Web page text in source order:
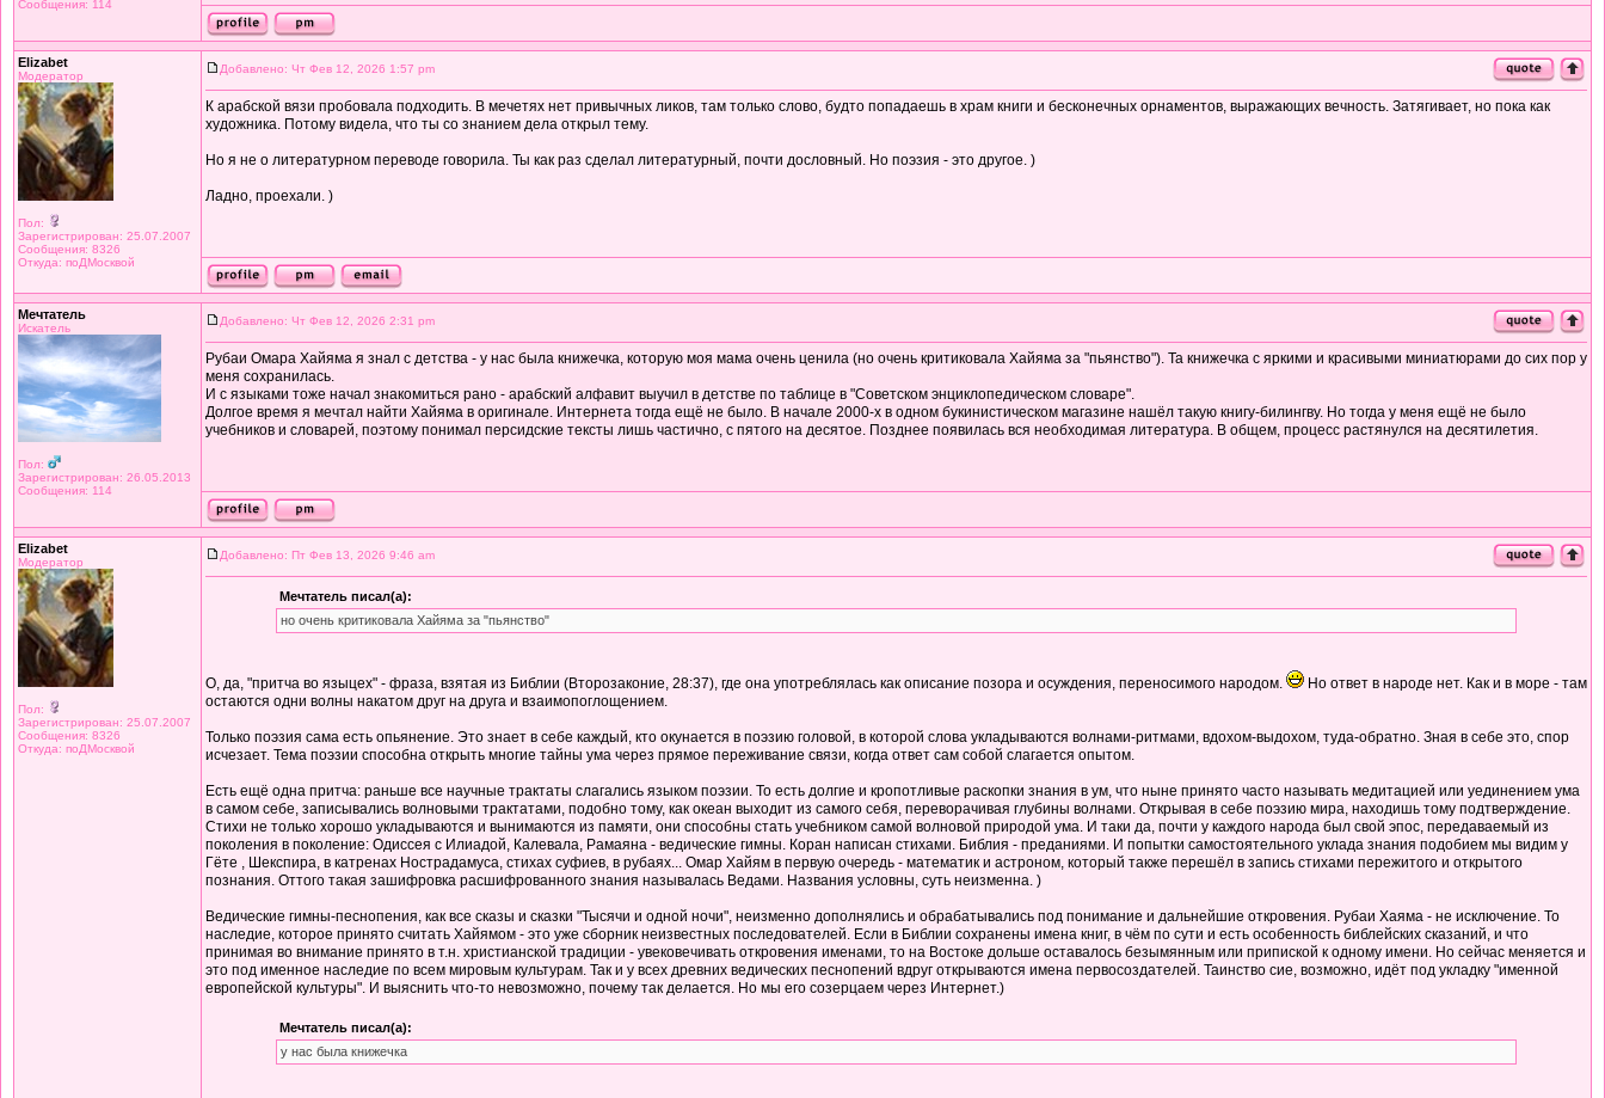
Сообщения: 114
Elizabet
Модератор
Пол:
Зарегистрирован: 25.07.2007
Сообщения: 8326
Откуда: поДМосквой
Добавлено: Чт Фев 12, 2026 1:57 pm
К арабской вязи пробовала подходить. В мечетях нет привычных ликов, там только слово, будто попадаешь в храм книги и бесконечных орнаментов, выражающих вечность. Затягивает, но пока как
художника. Потому видела, что ты со знанием дела открыл тему.
Но я не о литературном переводе говорила. Ты как раз сделал литературный, почти дословный. Но поэзия - это другое. )
Ладно, проехали. )
Мечтатель
Искатель
Пол:
Зарегистрирован: 26.05.2013
Сообщения: 114
Добавлено: Чт Фев 12, 2026 2:31 pm
Рубаи Омара Хайяма я знал с детства - у нас была книжечка, которую моя мама очень ценила (но очень критиковала Хайяма за "пьянство"). Та книжечка с яркими и красивыми миниатюрами до сих пор у
меня сохранилась.
И с языками тоже начал знакомиться рано - арабский алфавит выучил в детстве по таблице в "Советском энциклопедическом словаре".
Долгое время я мечтал найти Хайяма в оригинале. Интернета тогда ещё не было. В начале 2000-х в одном букинистическом магазине нашёл такую книгу-билингву. Но тогда у меня ещё не было
учебников и словарей, поэтому понимал персидские тексты лишь частично, с пятого на десятое. Позднее появилась вся необходимая литература. В общем, процесс растянулся на десятилетия.
Elizabet
Модератор
Пол:
Зарегистрирован: 25.07.2007
Сообщения: 8326
Откуда: поДМосквой
Добавлено: Пт Фев 13, 2026 9:46 am
Мечтатель писал(а):
но очень критиковала Хайяма за "пьянство"
О, да, "притча во языцех" - фраза, взятая из Библии (Второзаконие, 28:37), где она употреблялась как описание позора и осуждения, переносимого народом.
Но ответ в народе нет. Как и в море - там
остаются одни волны накатом друг на друга и взаимопоглощением.
Только поэзия сама есть опьянение. Это знает в себе каждый, кто окунается в поэзию головой, в которой слова укладываются волнами-ритмами, вдохом-выдохом, туда-обратно. Зная в себе это, спор
исчезает. Тема поэзии способна открыть многие тайны ума через прямое переживание связи, когда ответ сам собой слагается опытом.
Есть ещё одна притча: раньше все научные трактаты слагались языком поэзии. То есть долгие и кропотливые раскопки знания в ум, что ныне принято часто называть медитацией или уединением ума
в самом себе, записывались волновыми трактатами, подобно тому, как океан выходит из самого себя, переворачивая глубины волнами. Открывая в себе поэзию мира, находишь тому подтверждение.
Стихи не только хорошо укладываются и вынимаются из памяти, они способны стать учебником самой волновой природой ума. И таки да, почти у каждого народа был свой эпос, передаваемый из
поколения в поколение: Одиссея с Илиадой, Калевала, Рамаяна - ведические гимны. Коран написан стихами. Библия - преданиями. И попытки самостоятельного уклада знания подобием мы видим у
Гёте , Шекспира, в катренах Нострадамуса, стихах суфиев, в рубаях... Омар Хайям в первую очередь - математик и астроном, который также перешёл в запись стихами пережитого и открытого
познания. Оттого такая зашифровка расшифрованного знания называлась Ведами. Названия условны, суть неизменна. )
Ведические гимны-песнопения, как все сказы и сказки "Тысячи и одной ночи", неизменно дополнялись и обрабатывались под понимание и дальнейшие откровения. Рубаи Хаяма - не исключение. То
наследие, которое принято считать Хайямом - это уже сборник неизвестных последователей. Если в Библии сохранены имена книг, в чём по сути и есть особенность библейских сказаний, и что
принимая во внимание принято в т.н. христианской традиции - увековечивать откровения именами, то на Востоке дольше оставалось безымянным или припиской к одному имени. Но сейчас меняется и
это под именное наследие по всем мировым культурам. Так и у всех древних ведических песнопений вдруг открываются имена первосоздателей. Таинство сие, возможно, идёт под укладку "именной
европейской культуры". И выяснить что-то невозможно, почему так делается. Но мы его созерцаем через Интернет.)
Мечтатель писал(а):
у нас была книжечка